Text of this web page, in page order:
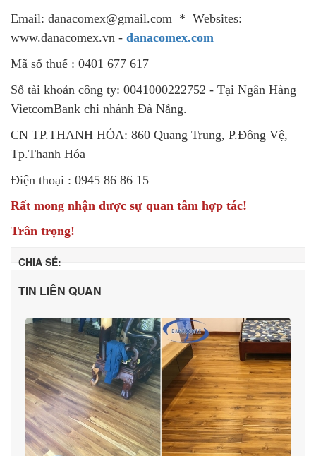
Email: danacomex@gmail.com * Websites:
www.danacomex.vn - danacomex.com
Mã số thuế : 0401 677 617
Số tài khoản công ty: 0041000222752 - Tại Ngân Hàng
VietcomBank chi nhánh Đà Nẵng.
CN TP.THANH HÓA: 860 Quang Trung, P.Đông Vệ,
Tp.Thanh Hóa
Điện thoại : 0945 86 86 15
Rất mong nhận được sự quan tâm hợp tác!
Trân trọng!
CHIA SẺ:
TIN LIÊN QUAN